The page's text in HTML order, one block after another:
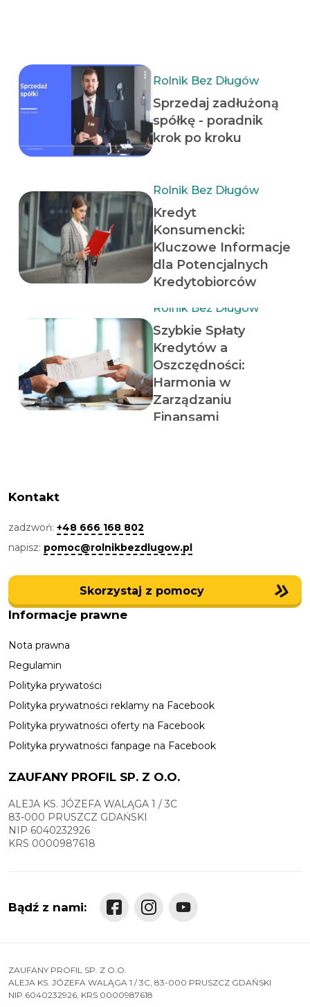
Rolnik Bez Długów
Sprzedaj zadłużoną
spółkę - poradnik
krok po kroku
Rolnik Bez Długów
Kredyt
Konsumencki:
Kluczowe Informacje
dla Potencjalnych
Kredytobiorców
Rolnik Bez Długów
Szybkie Spłaty
Kredytów a
Oszczędności:
Harmonia w
Zarządzaniu
Finansami
Kontakt
zadzwoń: +48 666 168 802
napisz: pomoc@rolnikbezdlugow.pl
Skorzystaj z pomocy
Informacje prawne
Nota prawna
Regulamin
Polityka prywatości
Polityka prywatności reklamy na Facebook
Polityka prywatności oferty na Facebook
Polityka prywatności fanpage na Facebook
ZAUFANY PROFIL SP. Z O.O.
ALEJA KS. JÓZEFA WALĄGA 1 / 3C
83-000 PRUSZCZ GDAŃSKI
NIP 6040232926
KRS 0000987618
Bądź z nami:
ZAUFANY PROFIL SP. Z O.O.
ALEJA KS. JÓZEFA WALĄGA 1 / 3C, 83-000 PRUSZCZ GDAŃSKI
NIP 6040232926, KRS 0000987618